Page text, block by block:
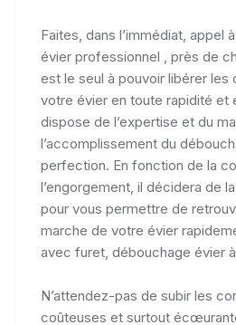
Faites, dans l’immédiat, appel
évier professionnel , près de
est le seul à pouvoir libérer les
votre évier en toute rapidité et
dispose de l’expertise et du
l’accomplissement du
perfection. En fonction de la
l’engorgement, il décidera de
pour vous permettre de
marche de votre évier
avec furet, débouchage évier
N’attendez-pas de subir les
coûteuses et surtout